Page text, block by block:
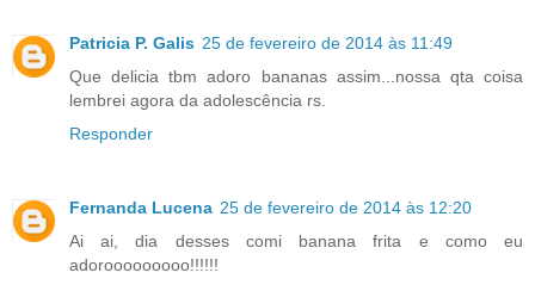
Patricia P. Galis 25 de fevereiro de 2014 às 11:49
Que delicia tbm adoro bananas assim...nossa qta coisa
lembrei agora da adolescência rs.
Responder
Fernanda Lucena 25 de fevereiro de 2014 às 12:20
Ai ai, dia desses comi banana frita e como eu
adorooooooooo!!!!!!